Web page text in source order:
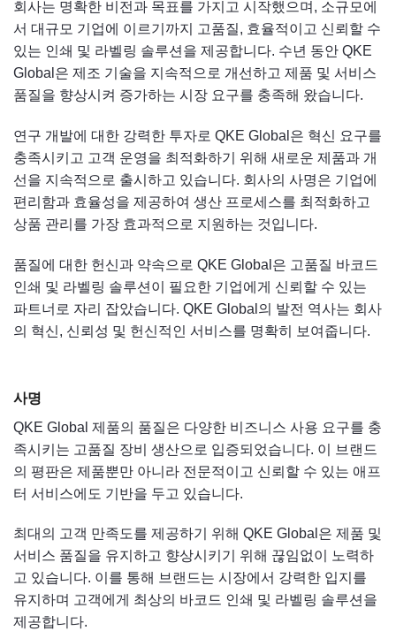
회사는 명확한 비전과 목표를 가지고 시작했으며, 소규모에
서 대규모 기업에 이르기까지 고품질, 효율적이고 신뢰할 수
있는 인쇄 및 라벨링 솔루션을 제공합니다. 수년 동안 QKE
Global은 제조 기술을 지속적으로 개선하고 제품 및 서비스
품질을 향상시켜 증가하는 시장 요구를 충족해 왔습니다.
연구 개발에 대한 강력한 투자로 QKE Global은 혁신 요구를
충족시키고 고객 운영을 최적화하기 위해 새로운 제품과 개
선을 지속적으로 출시하고 있습니다. 회사의 사명은 기업에
편리함과 효율성을 제공하여 생산 프로세스를 최적화하고
상품 관리를 가장 효과적으로 지원하는 것입니다.
품질에 대한 헌신과 약속으로 QKE Global은 고품질 바코드
인쇄 및 라벨링 솔루션이 필요한 기업에게 신뢰할 수 있는
파트너로 자리 잡았습니다. QKE Global의 발전 역사는 회사
의 혁신, 신뢰성 및 헌신적인 서비스를 명확히 보여줍니다.
사명
QKE Global 제품의 품질은 다양한 비즈니스 사용 요구를 충
족시키는 고품질 장비 생산으로 입증되었습니다. 이 브랜드
의 평판은 제품뿐만 아니라 전문적이고 신뢰할 수 있는 애프
터 서비스에도 기반을 두고 있습니다.
최대의 고객 만족도를 제공하기 위해 QKE Global은 제품 및
서비스 품질을 유지하고 향상시키기 위해 끊임없이 노력하
고 있습니다. 이를 통해 브랜드는 시장에서 강력한 입지를
유지하며 고객에게 최상의 바코드 인쇄 및 라벨링 솔루션을
제공합니다.